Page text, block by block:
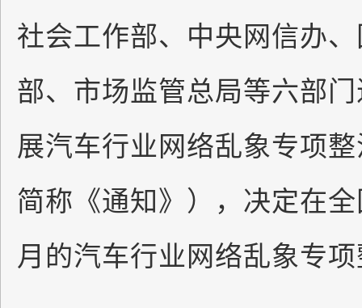
社会工作部、中央网信办
部、市场监管总局等六部
展汽车行业网络乱象专项
简称《通知》），决定在
月的汽车行业网络乱象专